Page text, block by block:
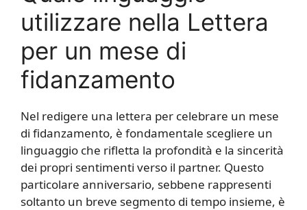
utilizzare nella Lettera
per un mese di
fidanzamento
Nel redigere una lettera per celebrare un mese
di fidanzamento, è fondamentale scegliere un
linguaggio che rifletta la profondità e la sincerità
dei propri sentimenti verso il partner. Questo
particolare anniversario, sebbene rappresenti
soltanto un breve segmento di tempo insieme, è